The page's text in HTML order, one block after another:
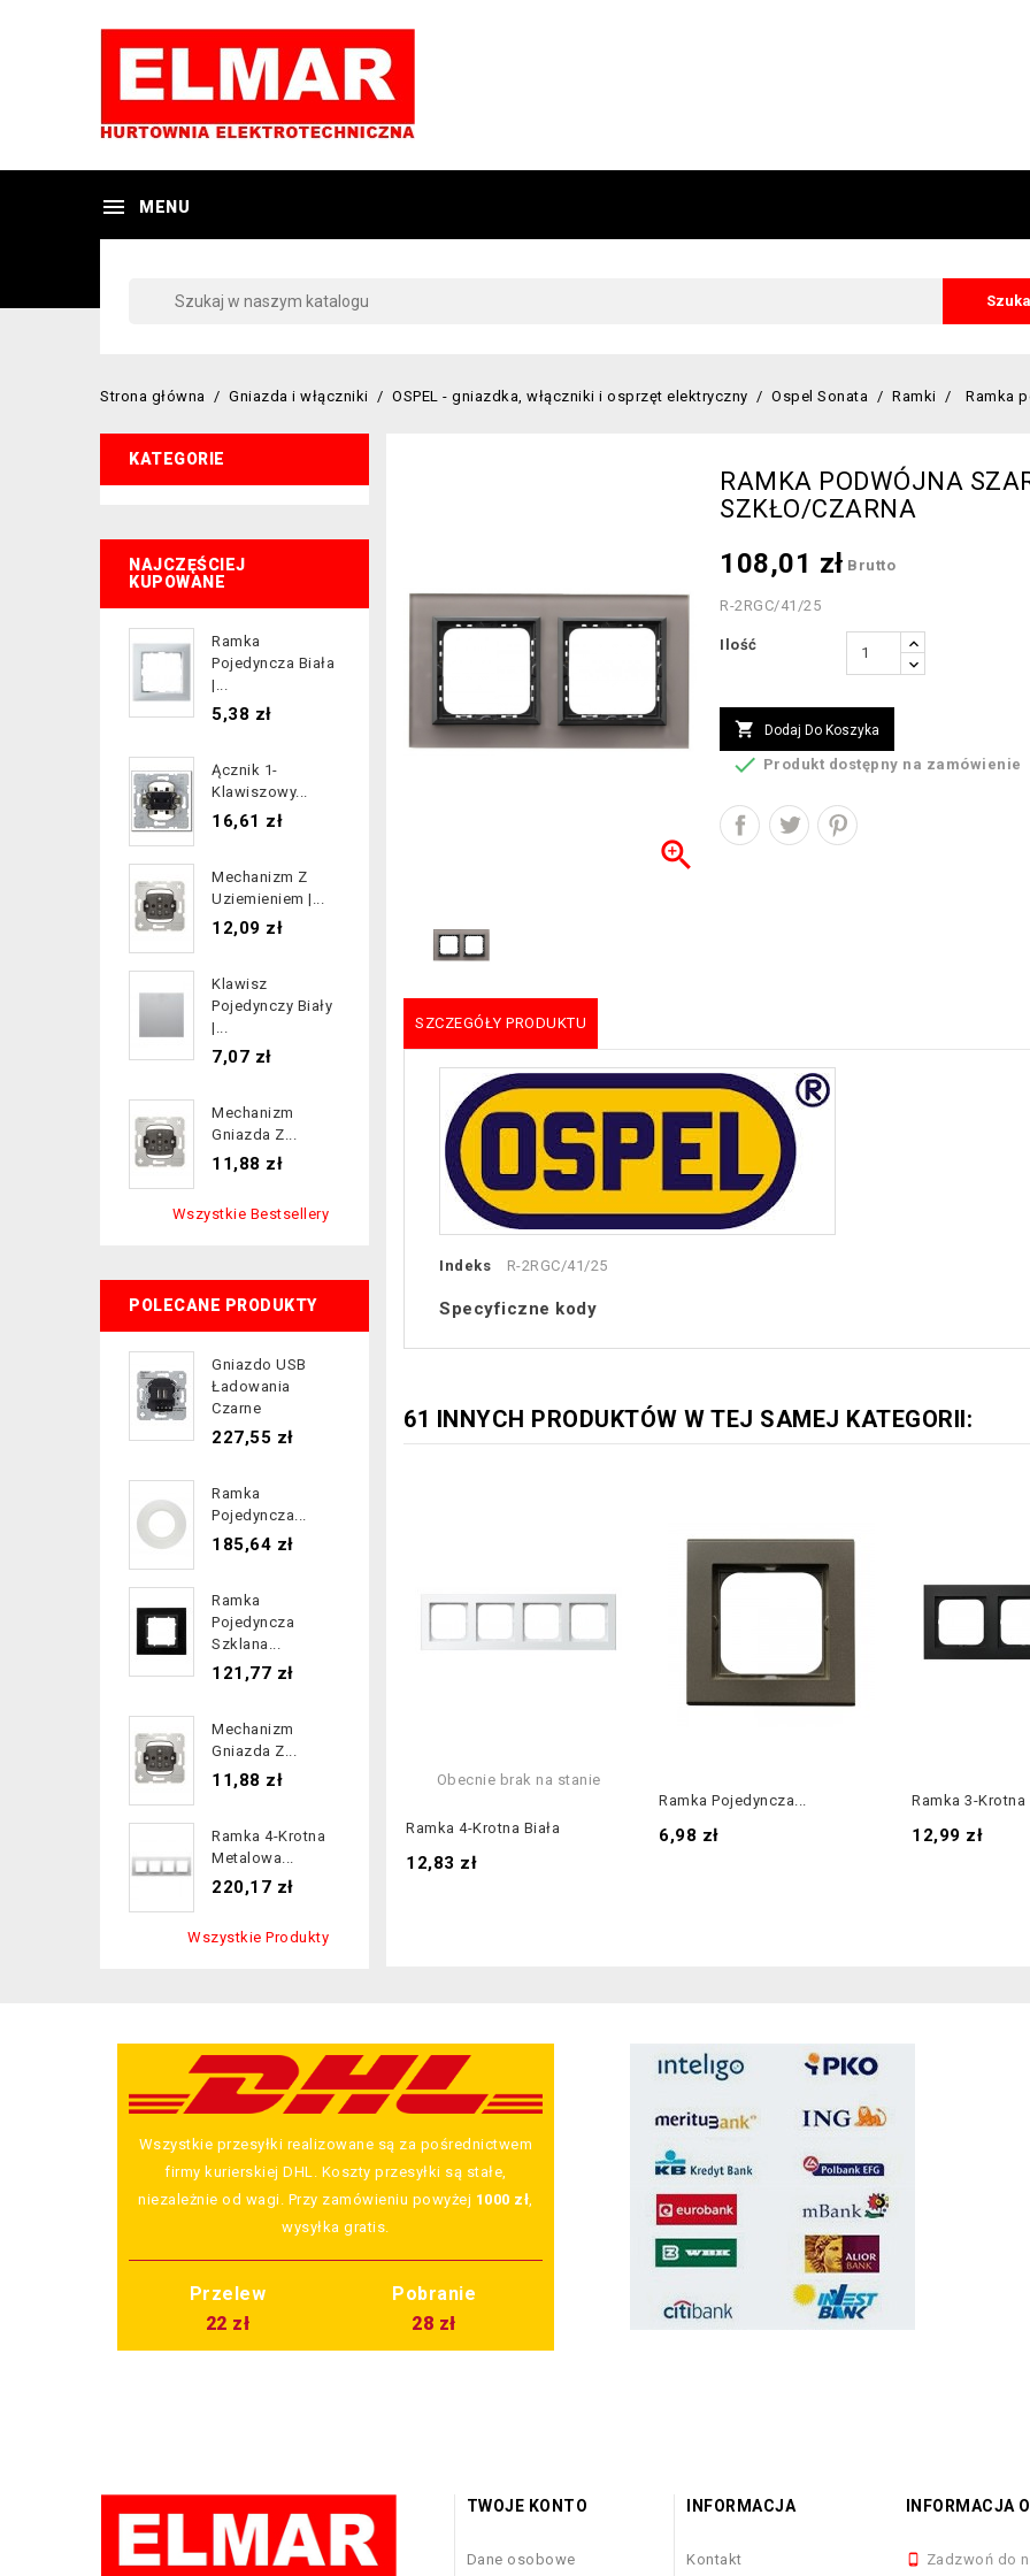
 MENU
Strona główna Gniazda i włączniki OSPEL - gniazdka, włączniki i osprzęt elektryczny Ospel Sonata Ramki Ramka
KATEGORIE
NAJCZĘŚCIEJ
KUPOWANE
Ramka
Pojedyncza Biała
|...
Cena
5,38 zł
Ącznik 1-
Klawiszowy...
Cena
16,61 zł
Mechanizm Z
Uziemieniem |...
Cena
12,09 zł
Klawisz
Pojedynczy Biały
|...
Cena
7,07 zł
Mechanizm
Gniazda Z...
Cena
11,88 zł
Wszystkie Bestsellery
POLECANE PRODUKTY
Gniazdo USB
Ładowania
Czarne
Cena
227,55 zł
Ramka
Pojedyncza...
Cena
185,64 zł
Ramka
Pojedyncza
Szklana...
Cena
121,77 zł
Mechanizm
Gniazda Z...
Cena
11,88 zł
Ramka 4-Krotna
Metalowa...
Cena
220,17 zł
Wszystkie Produkty

RAMKA PODWÓJNA
SZKŁO/CZARNA
108,01 zł Brutto
R-2RGC/41/25
Ilość
 Dodaj Do Koszyka
 Produkt dostępny na zamówienie
SZCZEGÓŁY PRODUKTU
Indeks R-2RGC/41/25
Specyficzne kody
61 INNYCH PRODUKTÓW W TEJ SAMEJ KATEGORII:
Obecnie brak na stanie
Ramka 4-Krotna Biała
Cena
12,83 zł
Ramka Pojedyncza...
Cena
6,98 zł
Ramka 3-Krotna
Cena
12,99 zł
Wszystkie przesyłki realizowane są za pośrednictwem
firmy kurierskiej DHL. Koszty przesyłki są stałe,
niezależnie od wagi. Przy zamówieniu powyżej 1000 zł,
wysyłka gratis.
Przelew
Pobranie
22 zł
28 zł
TWOJE KONTO
Dane osobowe
INFORMACJA
Kontakt
INFORMACJA
 Zadzwoń do